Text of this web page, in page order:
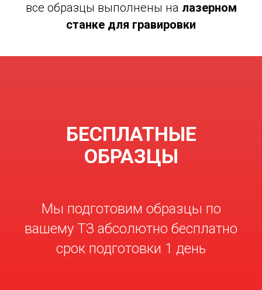
все образцы выполнены на лазерном
станке для гравировки
БЕСПЛАТНЫЕ
ОБРАЗЦЫ
Мы подготовим образцы по
вашему ТЗ абсолютно бесплатно
срок подготовки 1 день